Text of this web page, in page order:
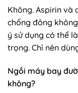
Không. Aspirin và
chống đông
ý sử dụng có thể
trọng. Chỉ nên
Ngồi máy bay
không?